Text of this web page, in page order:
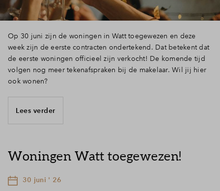
Op 30 juni zijn de woningen in Watt toegewezen en deze
week zijn de eerste contracten ondertekend. Dat betekent dat
de eerste woningen officieel zijn verkocht! De komende tijd
volgen nog meer tekenafspraken bij de makelaar. Wil jij hier
ook wonen?
Lees verder
Woningen Watt toegewezen!
30 juni ' 26